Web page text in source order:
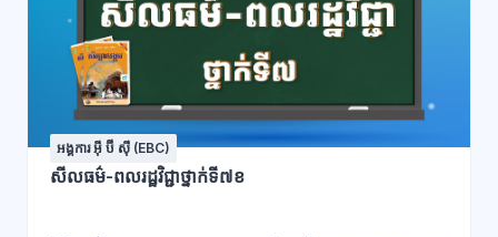
អង្គការ អ៊ី ប៊ី ស៊ី (EBC)
សីលធម៌-ពលរដ្ឋវិជ្ជាថ្នាក់ទី៧ខ